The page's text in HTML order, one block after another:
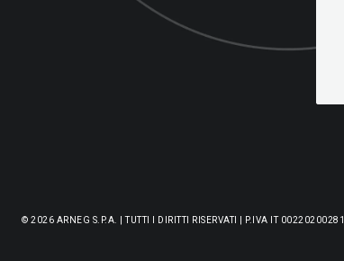
© 2026 ARNEG S.P.A. | TUTTI I DIRITTI RISERVATI | P.IVA IT 00220200281